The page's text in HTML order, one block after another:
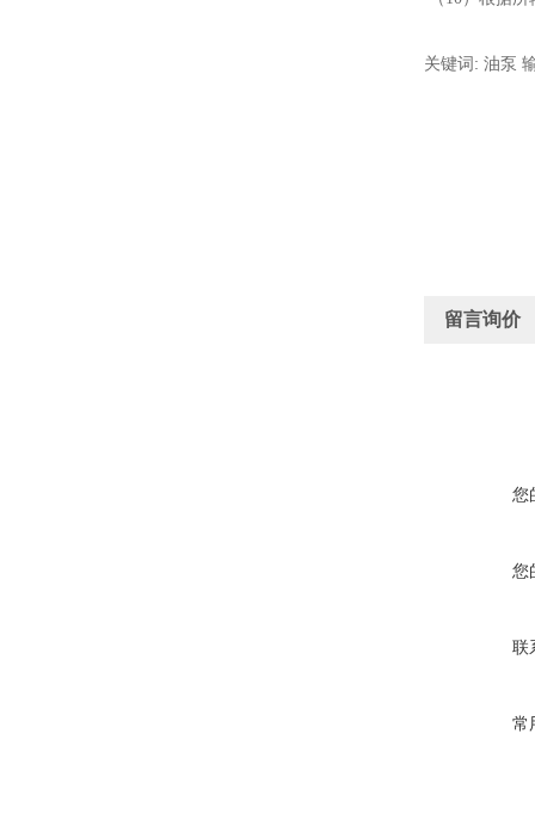
关键词: 油泵
留言询价
您
您
联
常